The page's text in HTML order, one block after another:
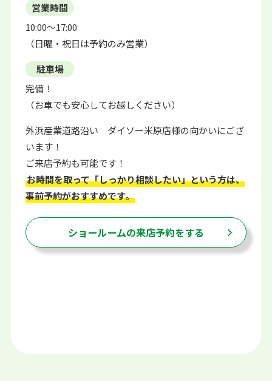
営業時間
10:00〜17:00
（日曜・祝日は予約のみ営業）
駐車場
完備！
（お車でも安心してお越しください）
外浜産業道路沿い ダイソー米原店様の向かいにござ
います！
ご来店予約も可能です！
お時間を取って「しっかり相談したい」という方は、
事前予約がおすすめです。
ショールームの来店予約をする